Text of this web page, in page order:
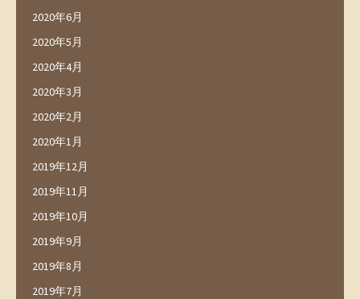
2020年6月
2020年5月
2020年4月
2020年3月
2020年2月
2020年1月
2019年12月
2019年11月
2019年10月
2019年9月
2019年8月
2019年7月